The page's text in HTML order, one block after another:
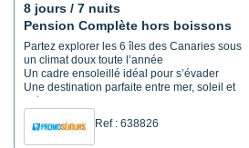
8 jours / 7 nuits
Pension Complète hors boissons
Partez explorer les 6 îles des Canaries sous
un climat doux toute l’année
Un cadre ensoleillé idéal pour s’évader
Une destination parfaite entre mer, soleil et
nature
Ref : 638826